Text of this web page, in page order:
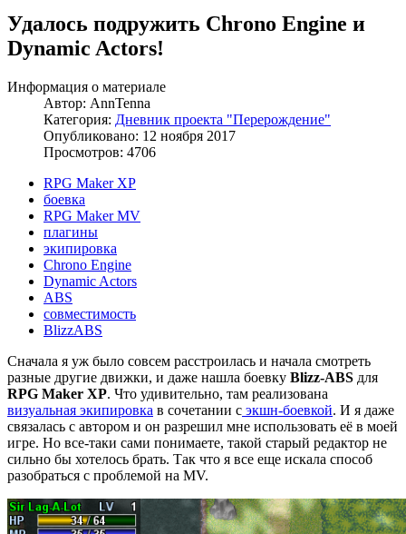
Удалось подружить Chrono Engine и
Dynamic Actors!
Информация о материале
Автор: AnnTenna
Категория: Дневник проекта "Перерождение"
Опубликовано: 12 ноября 2017
Просмотров: 4706
RPG Maker XP
боевка
RPG Maker MV
плагины
экипировка
Chrono Engine
Dynamic Actors
ABS
совместимость
BlizzABS
Сначала я уж было совсем расстроилась и начала смотреть
разные другие движки, и даже нашла боевку Blizz-ABS для
RPG Maker XP. Что удивительно, там реализована
визуальная экипировка в сочетании с экшн-боевкой. И я даже
связалась с автором и он разрешил мне использовать её в моей
игре. Но все-таки сами понимаете, такой старый редактор не
сильно бы хотелось брать. Так что я все еще искала способ
разобраться с проблемой на MV.